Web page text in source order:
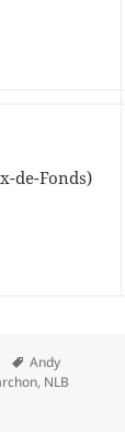
de-Fonds)
Schlagwörter
Andy
, NLB